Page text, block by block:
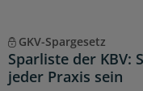
GKV-Spargesetz
Sparliste der KBV:
jeder Praxis sein